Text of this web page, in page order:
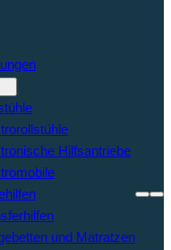
Hilfsantriebe
und Matratzen